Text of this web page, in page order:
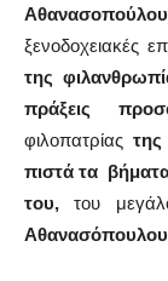
ξενοδοχειακές
της
πράξεις
φιλοπατρίας
πιστά τα
του, του